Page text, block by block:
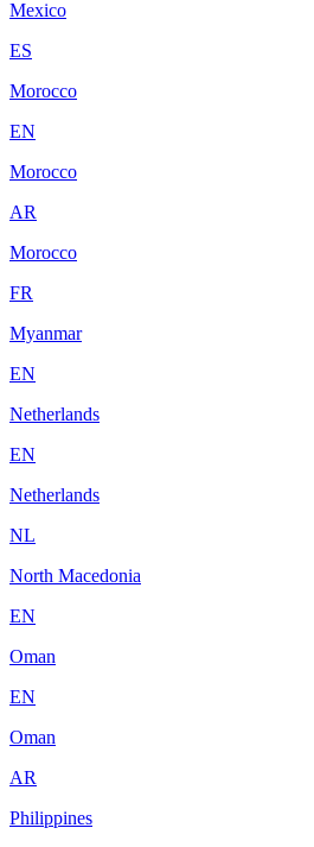
Mexico
ES
Morocco
EN
Morocco
AR
Morocco
FR
Myanmar
EN
Netherlands
EN
Netherlands
NL
North Macedonia
EN
Oman
EN
Oman
AR
Philippines